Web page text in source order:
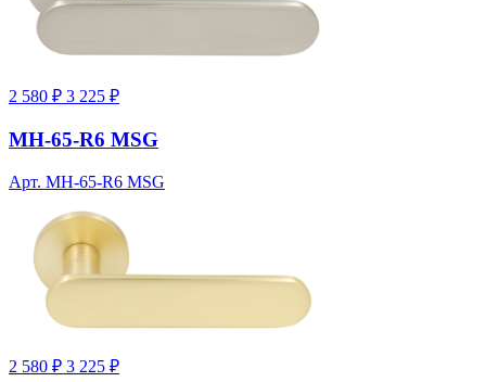
2 580 ₽ 3 225 ₽
MH-65-R6 MSG
Арт. MH-65-R6 MSG
2 580 ₽ 3 225 ₽